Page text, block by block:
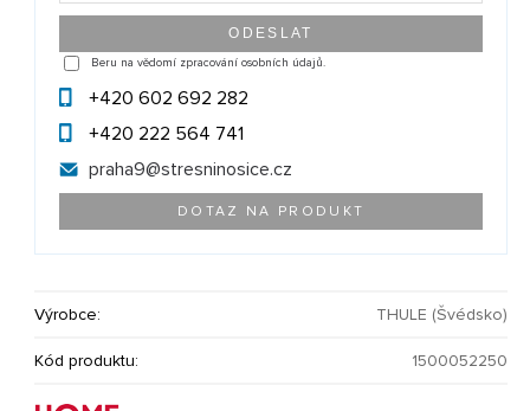
Beru na vědomí zpracování osobních údajů.
+420 602 692 282
+420 222 564 741
praha9@stresninosice.cz
DOTAZ NA PRODUKT
Výrobce: THULE (Švédsko)
Kód produktu: 1500052250